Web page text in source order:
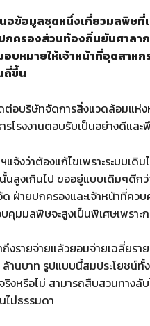
อข้อมูลชุดหนึ่งเกี่ยวมลพิษที่
ครองส่วนท้องถิ่นยันศาลา
บหมายให้เจ้าหน้าที่อุตสาหก
ถี่ขึ้น
ต่อบริษัทจัดการสิ่งแวดล้อมแ
รโรงงานตอบรับเป็นอย่างดีแ
แจ้งว่าต้องแก้ไขเพราะระบบเ
สูงเกินไป ขออยู่แบบเดิมๆดีก
ฝ่ายปกครองและเจ้าหน้าที่
คุมมลพิษจะสูงเป็นพิเศษเพราะ
งรายจ่ายแล้วยอมจ่ายเฉลี่ยร
านบาท รูปแบบนี้สมประโยชน์
งหรือไม่ สามารถสืบสวนทางลั
ไม่ธรรมดา